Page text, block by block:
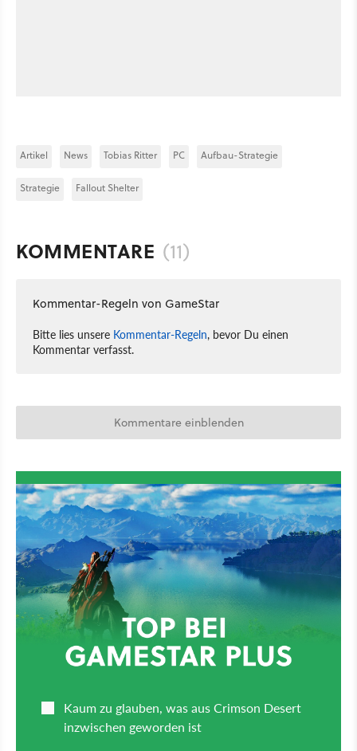
Artikel News Tobias Ritter PC Aufbau-Strategie
Strategie Fallout Shelter
KOMMENTARE (11)
Kommentar-Regeln von GameStar
Bitte lies unsere Kommentar-Regeln, bevor Du einen
Kommentar verfasst.
Kommentare einblenden